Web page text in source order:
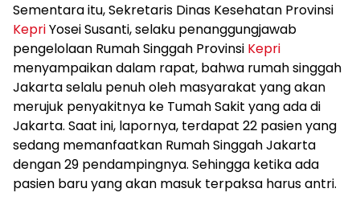
Sementara itu, Sekretaris Dinas Kesehatan Provinsi
KepriYosei Susanti, selaku penanggungjawab
pengelolaan Rumah Singgah Provinsi Kepri
menyampaikan dalam rapat, bahwa rumah singgah
Jakarta selalu penuh oleh masyarakat yang akan
merujuk penyakitnya ke Tumah Sakit yang ada di
Jakarta. Saat ini, lapornya, terdapat 22 pasien yang
sedang memanfaatkan Rumah Singgah Jakarta
dengan 29 pendampingnya. Sehingga ketika ada
pasien baru yang akan masuk terpaksa harus antri.